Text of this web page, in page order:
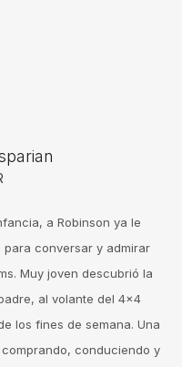
a Robinson ya le
conversar y admirar
Muy joven descubrió la
al volante del 4x4
los fines de semana. Una
conduciendo y